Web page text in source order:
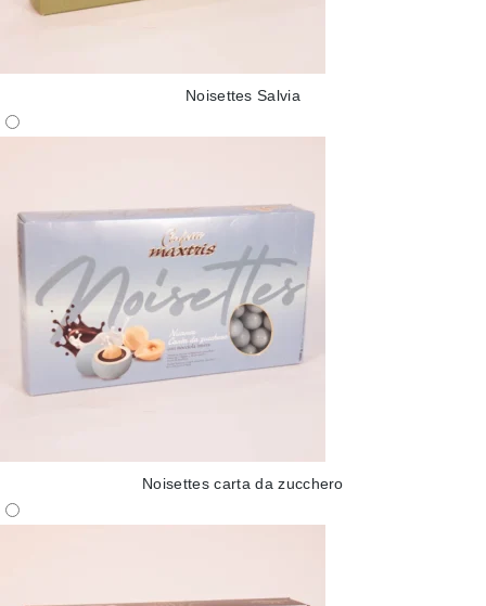
Noisettes Salvia
Noisettes carta da zucchero